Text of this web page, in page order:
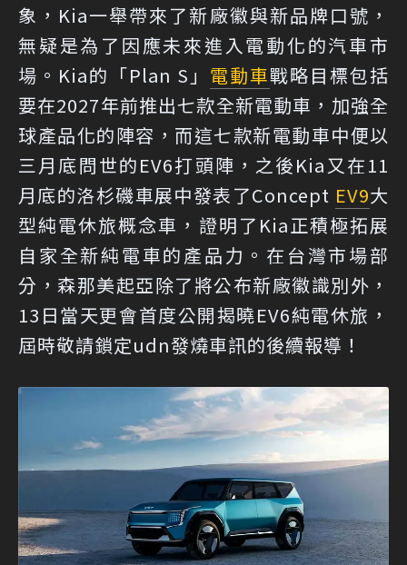
象，Kia一舉帶來了新廠徽與新品牌口號，
無疑是為了因應未來進入電動化的汽車市
場。Kia的「Plan S」 電動車戰略目標包括
要在2027年前推出七款全新電動車，加強全
球產品化的陣容，而這七款新電動車中便以
三月底問世的EV6打頭陣，之後Kia又在11
月底的洛杉磯車展中發表了Concept EV9大
型純電休旅概念車，證明了Kia正積極拓展
自家全新純電車的產品力。在台灣市場部
分，森那美起亞除了將公布新廠徽識別外，
13日當天更會首度公開揭曉EV6純電休旅，
屆時敬請鎖定udn發燒車訊的後續報導！